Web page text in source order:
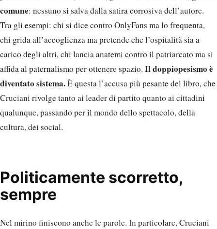
comune: nessuno si salva dalla satira corrosiva dell’autore.
Tra gli esempi: chi si dice contro OnlyFans ma lo frequenta,
chi grida all’accoglienza ma pretende che l’ospitalità sia a
carico degli altri, chi lancia anatemi contro il patriarcato ma si
affida al paternalismo per ottenere spazio. Il doppiopesismo è
diventato sistema.È questa l’accusa più pesante del libro, che
Cruciani rivolge tanto ai leader di partito quanto ai cittadini
qualunque, passando per il mondo dello spettacolo, della
cultura, dei social.
Politicamente scorretto,
sempre
Nel mirino finiscono anche le parole. In particolare, Cruciani